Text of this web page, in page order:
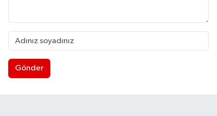
Gönder